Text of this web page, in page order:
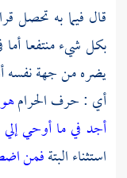
قال فيما به تحصل
بكل شيء منتفعا أما
يضره من جهة نفسه
أي : حرف الحرام
أجد في ما أوحي إلي
استثناء البتةفمن